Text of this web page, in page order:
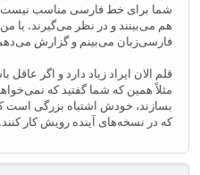
شما برای خط فارسی مناسب نیست،
هم می‌بینند و در نظر می‌گیرند. یا
فارسی‌زبان می‌بینم و گزارش
قلم الان ایراد زیاد دارد و اگر عاقل
مثلاً همین که شما گفتید که
بسازند، خودش اشتباه بزرگی است
که در نسخه‌های آینده رویش کار کنند.